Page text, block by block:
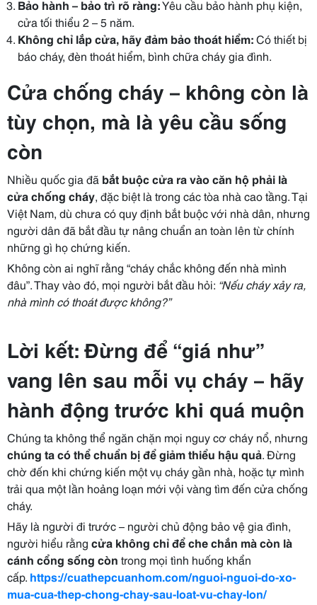
Bảo hành – bảo trì rõ ràng:Yêu cầu bảo hành phụ kiện,
cửa tối thiểu 2 – 5 năm.
Không chỉ lắp cửa, hãy đảm bảo thoát hiểm:Có thiết bị
báo cháy, đèn thoát hiểm, bình chữa cháy gia đình.
Cửa chống cháy – không còn là
tùy chọn, mà là yêu cầu sống
còn
Nhiều quốc gia đã bắt buộc cửa ra vào căn hộ phải là
cửa chống cháy, đặc biệt là trong các tòa nhà cao tầng. Tại
Việt Nam, dù chưa có quy định bắt buộc với nhà dân, nhưng
người dân đã bắt đầu tự nâng chuẩn an toàn lên từ chính
những gì họ chứng kiến.
Không còn ai nghĩ rằng “cháy chắc không đến nhà mình
đâu”. Thay vào đó, mọi người bắt đầu hỏi: “Nếu cháy xảy ra,
nhà mình có thoát được không?”
Lời kết: Đừng để “giá như”
vang lên sau mỗi vụ cháy – hãy
hành động trước khi quá muộn
Chúng ta không thể ngăn chặn mọi nguy cơ cháy nổ, nhưng
chúng ta có thể chuẩn bị để giảm thiểu hậu quả. Đừng
chờ đến khi chứng kiến một vụ cháy gần nhà, hoặc tự mình
trải qua một lần hoảng loạn mới vội vàng tìm đến cửa chống
cháy.
Hãy là người đi trước – người chủ động bảo vệ gia đình,
người hiểu rằng cửa không chỉ để che chắn mà còn là
cánh cổng sống còn trong mọi tình huống khẩn
cấp. https://cuathepcuanhom.com/nguoi-nguoi-do-xo-
mua-cua-thep-chong-chay-sau-loat-vu-chay-lon/